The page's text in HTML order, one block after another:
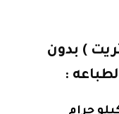
) بدون
:
اب ٢×٣ بدون طباعه ٢١.٠١٩ كيلو جرام